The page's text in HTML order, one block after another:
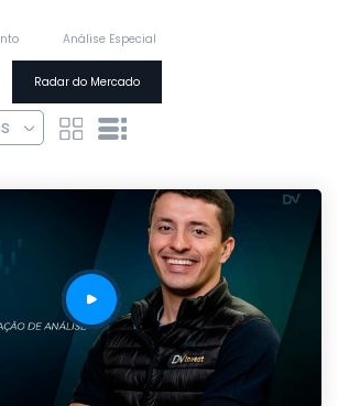
Análise Especial
Radar do Mercado